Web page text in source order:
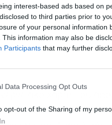
interest-based ads based on
to third parties prior to
of your personal information
This information may also be
Participants that may further
Data Processing Opt Outs
opt-out of the Sharing of my
χάρτη που
αξιοποίηση της
Εγγραφή
newsletter